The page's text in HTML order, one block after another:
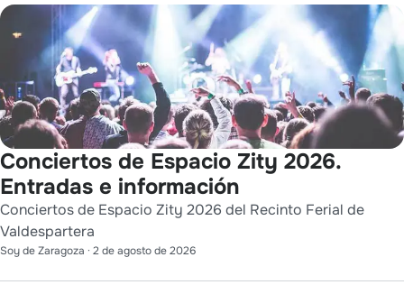
Conciertos de Espacio Zity 2026.
Entradas e información
Conciertos de Espacio Zity 2026 del Recinto Ferial de
Valdespartera
Soy de Zaragoza · 2 de agosto de 2026